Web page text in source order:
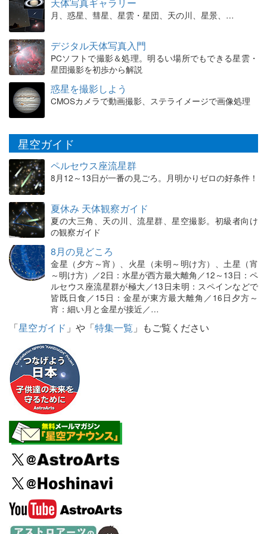
月、惑星、彗星、星雲・星団、天の川、星景、…
デジタル天体写真入門
PCソフトで撮影＆処理。明るい場所でもできる星雲・
星団撮影を初歩から解説
惑星を撮影しよう
CMOSカメラで動画撮影、ステライメージで画像処理
星空ガイド
ペルセウス座流星群
8月12～13日が一番の見ごろ。月明かりゼロの好条件！
夏休み 天体観察ガイド
夏の大三角、天の川、流星群、星空撮影。初級者向け
の観察ガイド
8月の見どころ
金星（夕方～宵）、火星（未明～明け方）、土星（宵
～明け方）／2日：水星が西方最大離角／12～13日：ペ
ルセウス座流星群が極大／13日未明：スペインなどで
皆既日食／15日：金星が東方最大離角／16日夕方～
宵：細い月と金星が接近／…
「星空ガイド 」や「特集一覧 」もご覧ください